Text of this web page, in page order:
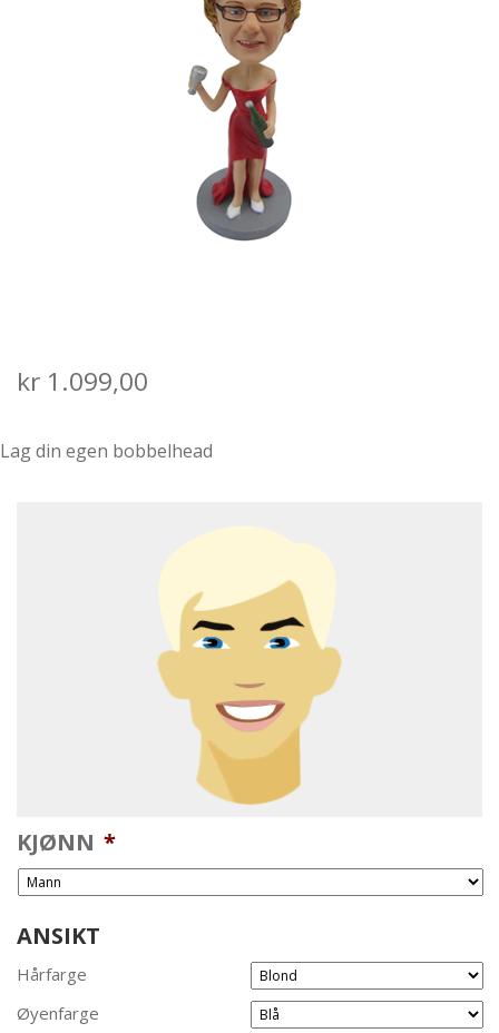
SALGS- OG LEVERINGSVILKÅR
kr 1.099,00
Lag din egen bobbelhead
KJØNN *
ANSIKT
Hårfarge
Øyenfarge